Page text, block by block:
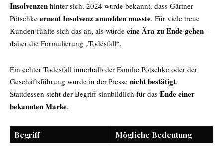
Insolvenzen hinter sich. 2024 wurde bekannt, dass Gärtner
Pötschke erneut Insolvenz anmelden musste. Für viele treue
Kunden fühlte sich das an, als würde eine Ära zu Ende gehen –
daher die Formulierung „Todesfall“.
Ein echter Todesfall innerhalb der Familie Pötschke oder der
Geschäftsführung wurde in der Presse nicht bestätigt.
Stattdessen steht der Begriff sinnbildlich für das Ende einer
bekannten Marke.
Begriff Mögliche Bedeutung